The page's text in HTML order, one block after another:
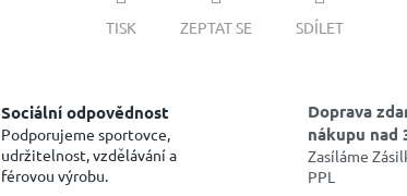
TISK ZEPTAT SE SDÍLET
Sociální odpovědnost
Podporujeme sportovce,
udržitelnost, vzdělávání a
férovou výrobu.
Doprava
nákupu nad
Zasíláme
PPL